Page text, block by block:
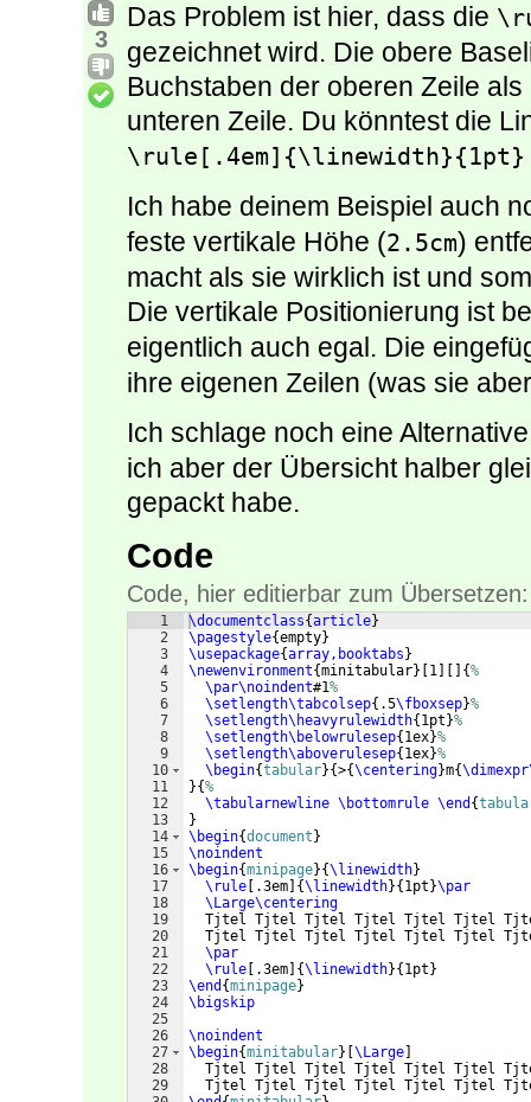
3
Das Problem ist hier, dass die
gezeichnet wird. Die obere
Buchstaben der oberen Zeile
unteren Zeile. Du könntest die
\rule[.4em]{\linewidth}{1pt}
Ich habe deinem Beispiel auch
feste vertikale Höhe (2.5cm)
macht als sie wirklich ist und
Die vertikale Positionierung ist
eigentlich auch egal. Die
ihre eigenen Zeilen (was sie
Ich schlage noch eine
ich aber der Übersicht halber
gepackt habe.
Code
Code, hier editierbar zum Übersetzen:
1
2
3
4
5
6
7
8
9
10
11
12
13
14
15
16
17
18
19
20
21
22
23
24
25
26
27
28
29
\documentclass{article}
\pagestyle{empty}
\usepackage{array,booktabs }
\newenvironment{minitabular} 1 {%
\par\noindent#1%
\setlength\tabcolsep{ .5\fboxsep}%
\setlength\heavyrulewidth{ 1pt }%
\setlength\belowrulesep{ 1ex}%
\setlength\aboverulesep{ 1ex}%
\begin{tabular}{>{\centering}m{
}{%
\tabularnewline \bottomrule \end {
}
\begin{document }
\noindent
\begin{minipage}{\linewidth}
\rule
.3em {\linewidth}{ 1pt }\par
\Large\centering
Tjtel Tjtel Tjtel Tjtel Tjtel Tjtel
Tjtel Tjtel Tjtel Tjtel Tjtel Tjtel
\par
\rule
.3em {\linewidth}{ 1pt }
\end {minipage}
\bigskip
\noindent
\begin{minitabular} \Large
Tjtel Tjtel Tjtel Tjtel Tjtel Tjtel
Tjtel Tjtel Tjtel Tjtel Tjtel Tjtel